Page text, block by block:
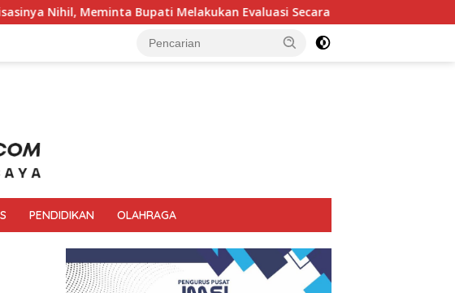
Secara Menyeluruh Kembali Pimpin 0PS Miras Di 18
PENDIDIKAN OLAHRAGA